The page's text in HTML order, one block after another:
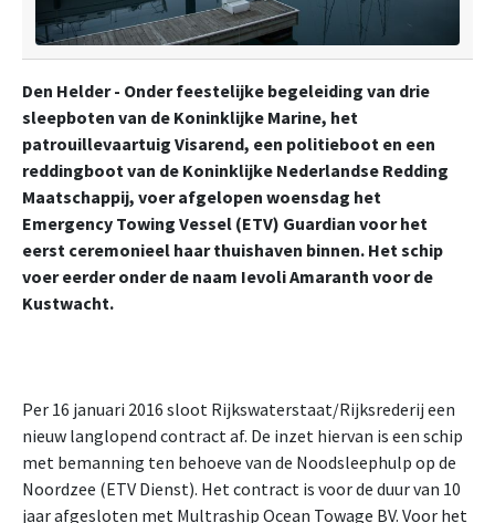
Den Helder - Onder feestelijke begeleiding van drie
sleepboten van de Koninklijke Marine, het
patrouillevaartuig Visarend, een politieboot en een
reddingboot van de Koninklijke Nederlandse Redding
Maatschappij, voer afgelopen woensdag het
Emergency Towing Vessel (ETV) Guardian voor het
eerst ceremonieel haar thuishaven binnen. Het schip
voer eerder onder de naam Ievoli Amaranth voor de
Kustwacht.
Per 16 januari 2016 sloot Rijkswaterstaat/Rijksrederij een
nieuw langlopend contract af. De inzet hiervan is een schip
met bemanning ten behoeve van de Noodsleephulp op de
Noordzee (ETV Dienst). Het contract is voor de duur van 10
jaar afgesloten met Multraship Ocean Towage BV. Voor het